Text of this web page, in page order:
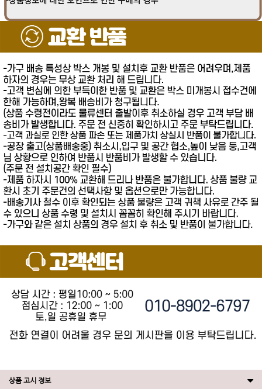
상품 고시 정보